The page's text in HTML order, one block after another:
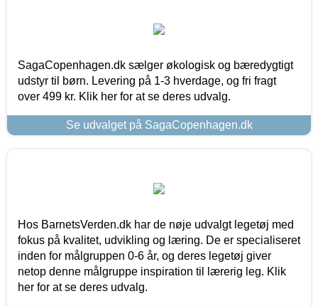
SagaCopenhagen.dk sælger økologisk og bæredygtigt
udstyr til børn. Levering på 1-3 hverdage, og fri fragt
over 499 kr. Klik her for at se deres udvalg.
Se udvalget på SagaCopenhagen.dk
Hos BarnetsVerden.dk har de nøje udvalgt legetøj med
fokus på kvalitet, udvikling og læring. De er specialiseret
inden for målgruppen 0-6 år, og deres legetøj giver
netop denne målgruppe inspiration til lærerig leg. Klik
her for at se deres udvalg.